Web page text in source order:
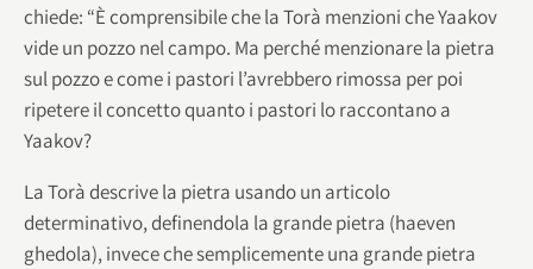
chiede: “È comprensibile che la Torà menzioni che Yaakov
vide un pozzo nel campo. Ma perché menzionare la pietra
sul pozzo e come i pastori l’avrebbero rimossa per poi
ripetere il concetto quanto i pastori lo raccontano a
Yaakov?
La Torà descrive la pietra usando un articolo
determinativo, definendola la grande pietra (haeven
ghedola), invece che semplicemente una grande pietra